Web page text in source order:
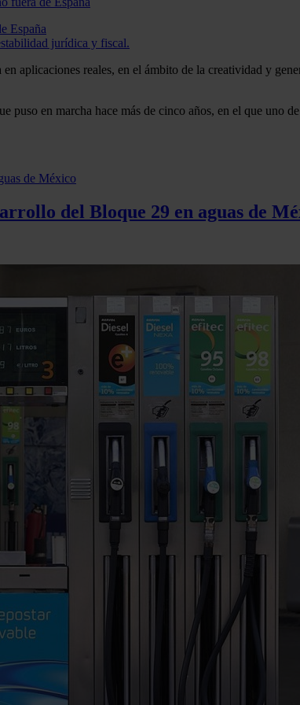
España
jurídica y fiscal.
aplicaciones reales, en el ámbito de la creatividad y
en marcha hace más de cinco años, en el que uno
del Bloque 29 en aguas de